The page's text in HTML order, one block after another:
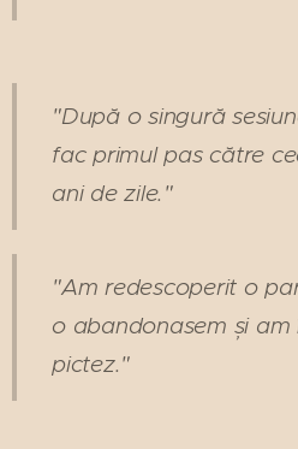
"După o singură
fac primul pas către
ani de zile."
"Am redescoperit o
o abandonasem și
pictez."